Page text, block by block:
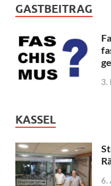
GASTBEITRAG
3.
KASSEL
6.